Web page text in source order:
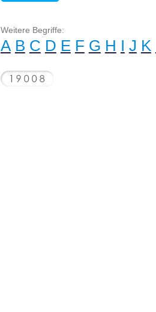
Weitere Begriffe:
A B C D E F G H I J K